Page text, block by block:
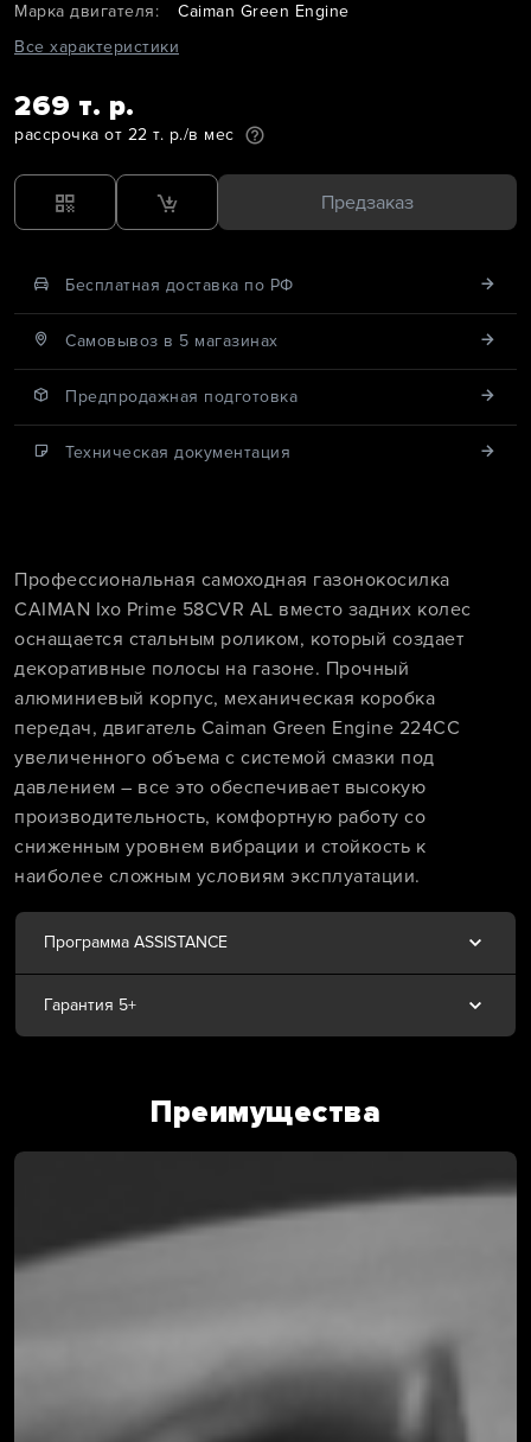
Марка двигателя:
Caiman Green Engine
Все характеристики
269 т. р.
рассрочка от 22 т. р./в мес
Предзаказ
Бесплатная доставка по РФ
Cамовывоз в 5 магазинах
Предпродажная подготовка
Техническая документация
Профессиональная самоходная газонокосилка
CAIMAN Ixo Prime 58СVR AL вместо задних колес
оснащается стальным роликом, который создает
декоративные полосы на газоне. Прочный
алюминиевый корпус, механическая коробка
передач, двигатель Caiman Green Engine 224СС
увеличенного объема с системой смазки под
давлением – все это обеспечивает высокую
производительность, комфортную работу со
сниженным уровнем вибрации и стойкость к
наиболее сложным условиям эксплуатации.
Программа ASSISTANCE
Гарантия 5+
Преимущества